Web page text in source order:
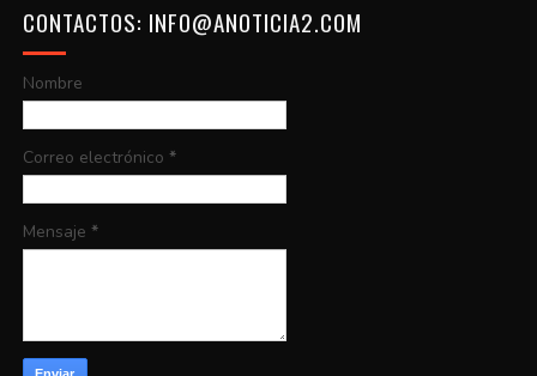
CONTACTOS: INFO@ANOTICIA2.COM
Nombre
Correo electrónico *
Mensaje *